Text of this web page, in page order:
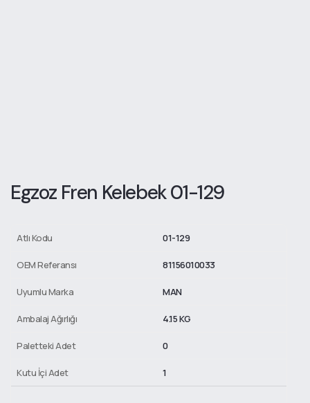
Egzoz Fren Kelebek 01-129
Atlı Kodu 01-129
OEM Referansı 81156010033
Uyumlu Marka MAN
Ambalaj Ağırlığı 4.15 KG
Paletteki Adet 0
Kutu İçi Adet 1